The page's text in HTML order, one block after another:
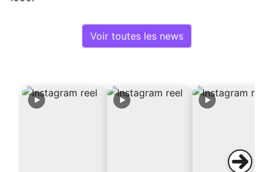
Voir toutes les news